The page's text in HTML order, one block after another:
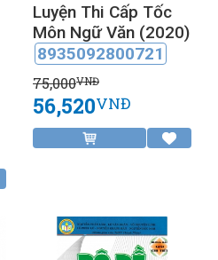
Luyện Thi Cấp Tốc
Môn Ngữ Văn (2020)
8935092800721
75,000VNĐ
56,520VNĐ